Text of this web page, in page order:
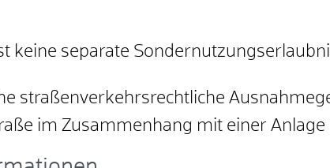
keine separate
straßenverkehrsrechtliche
im Zusammenhang mit einer